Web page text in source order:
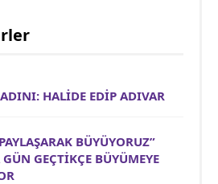
HALİDE EDİP ADIVAR
BÜYÜYORUZ”
GEÇTİKÇE BÜYÜMEYE